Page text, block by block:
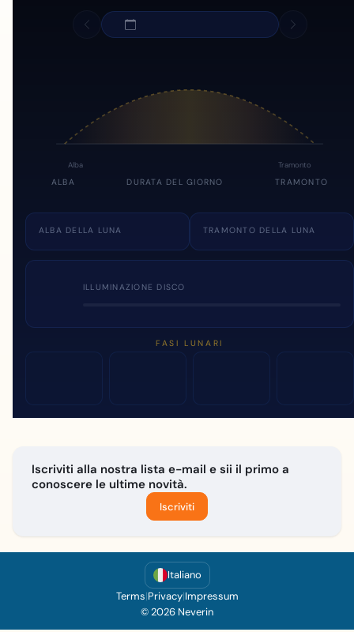
Alba Tramonto
ALBA DURATA DEL GIORNO TRAMONTO
ALBA DELLA LUNA TRAMONTO DELLA LUNA
ILLUMINAZIONE DISCO
FASI LUNARI
Iscriviti alla nostra lista e-mail e sii il primo a
conoscere le ultime novità.
Iscriviti
Italiano
Terms|Privacy|Impressum
© 2026 Neverin